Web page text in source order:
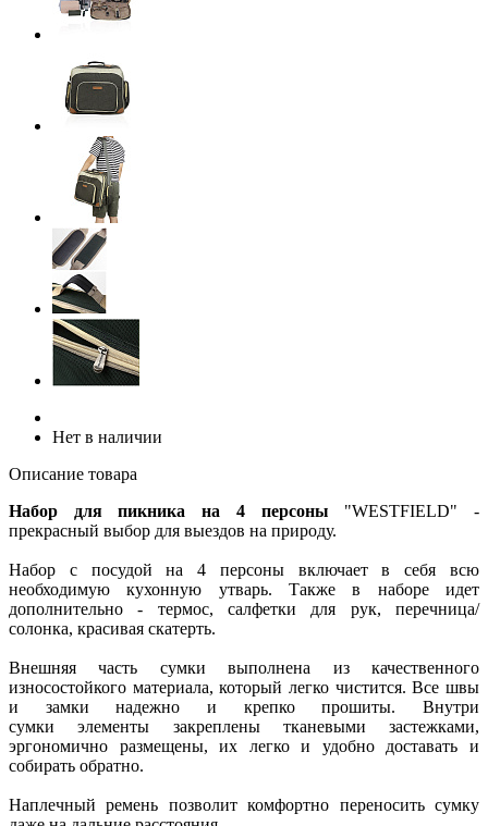
Нет в наличии
Описание товара
Набор для пикника на 4 персоны "WESTFIELD" -
прекрасный выбор для выездов на природу.
Набор с посудой на 4 персоны включает в себя всю
необходимую кухонную утварь. Также в наборе идет
дополнительно - термос, салфетки для рук, перечница/
солонка, красивая скатерть.
Внешняя часть сумки выполнена из качественного
износостойкого материала, который легко чистится. Все швы
и замки надежно и крепко прошиты. Внутри
сумки элементы закреплены тканевыми застежками,
эргономично размещены, их легко и удобно доставать и
собирать обратно.
Наплечный ремень позволит комфортно переносить сумку